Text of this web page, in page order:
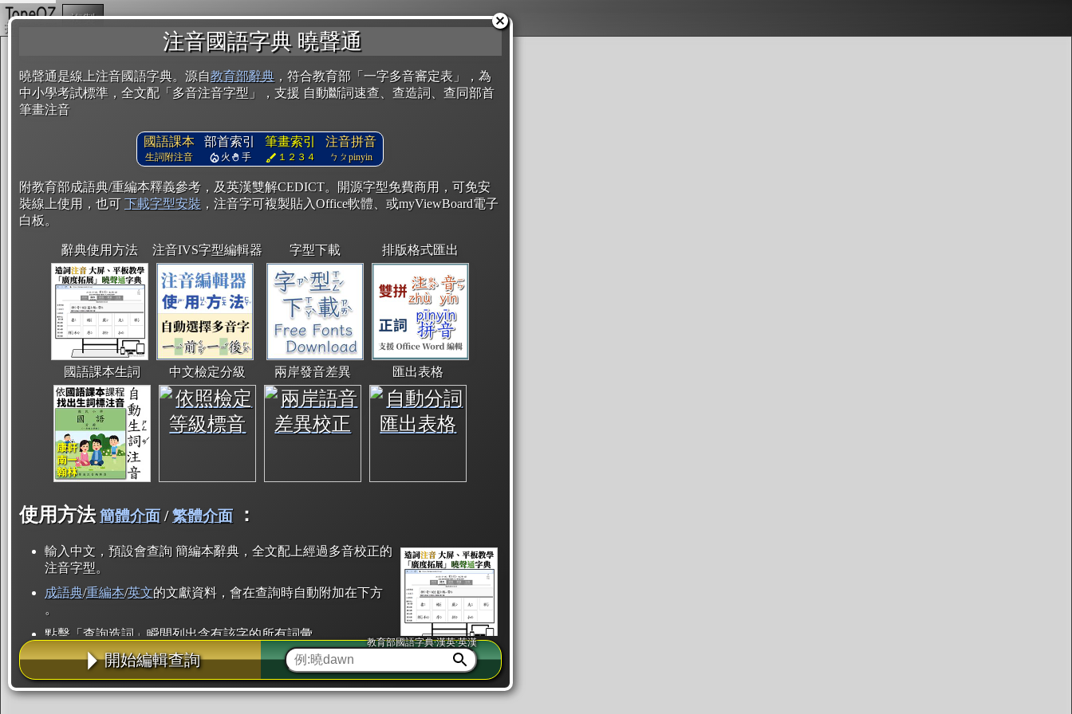
注音國語字典 曉聲通
曉聲通是線上注音國語字典。源自教育部辭典 ，符合教育部「一字多音審定表」，為
中小學考試標準，全文配「多音注音字型」，支援 自動斷詞速查、查造詞、查同部首
筆畫注音
國語課本
生詞附注音
部首索引
火 手
筆畫索引
１２３４
注音拼音
ㄅㄆpinyin
附教育部成語典/重編本釋義參考，及英漢雙解CEDICT。開源字型免費商用，可免安
裝線上使用，也可 下載字型安裝 ，注音字可複製貼入Office軟體、或myViewBoard電子
白板。
辭典使用方法 注音IVS字型編輯器 字型下載 排版格式匯出
國語課本生詞 中文檢定分級 兩岸發音差異 匯出表格
使用方法 簡體介面/繁體介面 ：
輸入中文，預設會查詢 簡編本辭典，全文配上經過多音校正的
注音字型。
成語典/重編本/英文的文獻資料，會在查詢時自動附加在下方
。
點擊「查詢造詞」瞬間列出含有該字的所有詞彙。
點「部首」瞬間列出所有「同部首字」。也支援查詢「同注音」或「同筆畫」。
辭典解釋的全文都經過自動斷詞，點擊便可瞬間「連續查詢」此字詞的解釋，不
用手動重複輸入。
開始編輯查詢
教育部國語字典·漢英·英漢
複製